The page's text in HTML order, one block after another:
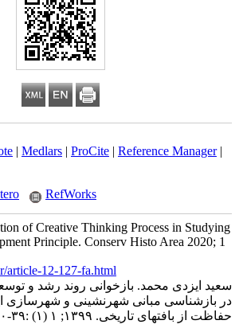
|Medlars |ProCite |Reference Manager
RefWorks
of Creative Thinking Process in Studying
Principle. Conserv Histo Area 2020; 1
article-12-127-fa.html
سعید ایزدی محمد. بازخوانی روند رشد و
در بازشناسی مبانی شهرنشینی و شهرسازی
حفاظت از بافتهای تاریخی. ۱۳۹۹; ۱ (۱) :۳۹-۵۰